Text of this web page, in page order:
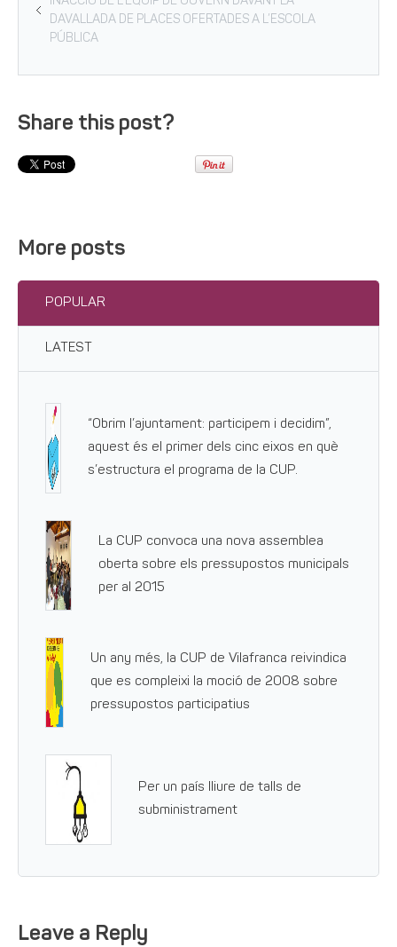
DAVALLADA DE PLACES OFERTADES A L’ESCOLA
PÚBLICA
Share this post?
More posts
POPULAR
LATEST
“Obrim l’ajuntament: participem i decidim”,
aquest és el primer dels cinc eixos en què
s’estructura el programa de la CUP.
La CUP convoca una nova assemblea
oberta sobre els pressupostos municipals
per al 2015
Un any més, la CUP de Vilafranca reivindica
que es compleixi la moció de 2008 sobre
pressupostos participatius
Per un país lliure de talls de
subministrament
Leave a Reply